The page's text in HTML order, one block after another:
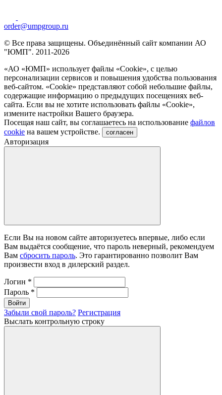
order@umpgroup.ru
© Все права защищены. Объединённый сайт компании АО
"ЮМП". 2011-2026
«АО «ЮМП» использует файлы «Сookie», с целью
персонализации сервисов и повышения удобства пользования
веб-сайтом. «Cookie» представляют собой небольшие файлы,
содержащие информацию о предыдущих посещениях веб-
сайта. Если вы не хотите использовать файлы «Сookie»,
измените настройки Вашего браузера.
Посещая наш сайт, вы соглашаетесь на использование файлов
cookie на вашем устройстве. согласен
Авторизация
Если Вы на новом сайте авторизуетесь впервые, либо если
Вам выдаётся сообщение, что пароль неверный, рекомендуем
Вам сбросить пароль. Это гарантированно позволит Вам
произвести вход в дилерский раздел.
Логин *
Пароль *
Войти
Забыли свой пароль? Регистрация
Выслать контрольную строку